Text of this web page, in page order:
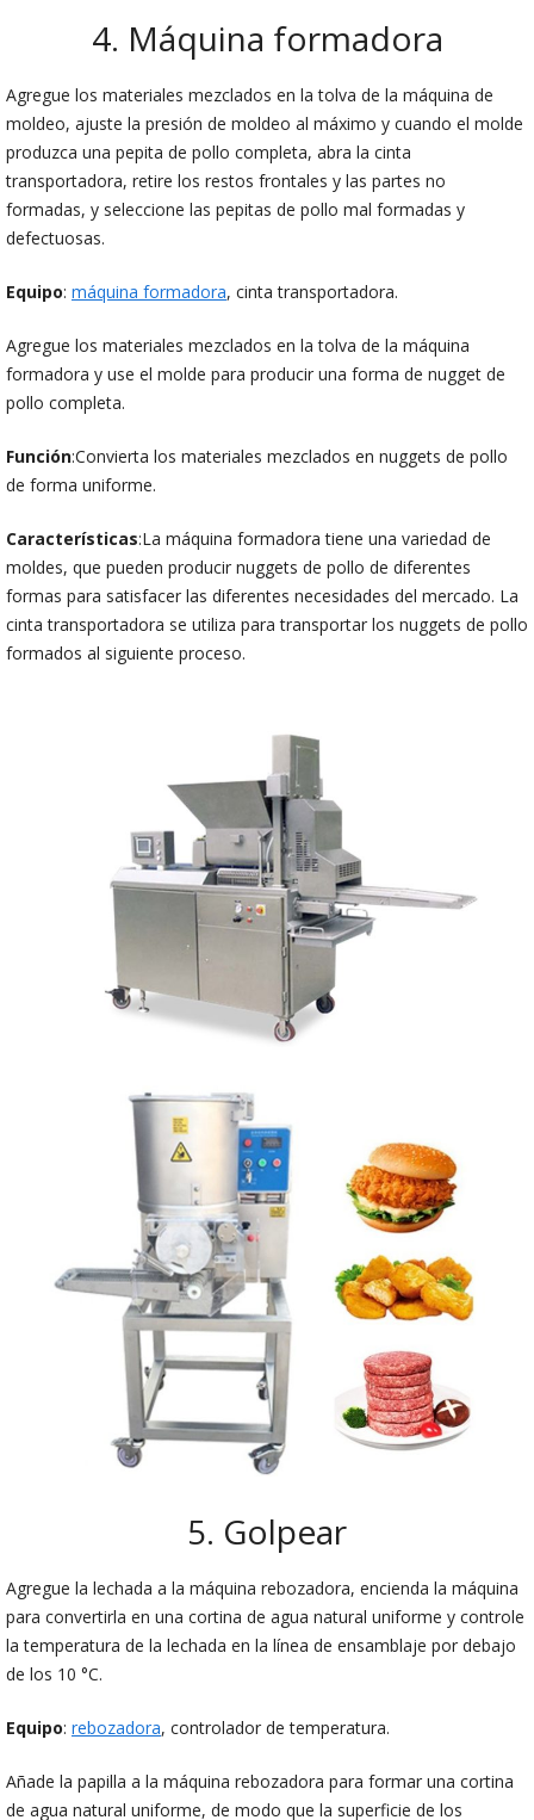
4. Máquina formadora
Agregue los materiales mezclados en la tolva de la máquina de
moldeo, ajuste la presión de moldeo al máximo y cuando el molde
produzca una pepita de pollo completa, abra la cinta
transportadora, retire los restos frontales y las partes no
formadas, y seleccione las pepitas de pollo mal formadas y
defectuosas.
Equipo: máquina formadora, cinta transportadora.
Agregue los materiales mezclados en la tolva de la máquina
formadora y use el molde para producir una forma de nugget de
pollo completa.
Función:Convierta los materiales mezclados en nuggets de pollo
de forma uniforme.
Características:La máquina formadora tiene una variedad de
moldes, que pueden producir nuggets de pollo de diferentes
formas para satisfacer las diferentes necesidades del mercado. La
cinta transportadora se utiliza para transportar los nuggets de pollo
formados al siguiente proceso.
5. Golpear
Agregue la lechada a la máquina rebozadora, encienda la máquina
para convertirla en una cortina de agua natural uniforme y controle
la temperatura de la lechada en la línea de ensamblaje por debajo
de los 10 °C.
Equipo: rebozadora, controlador de temperatura.
Añade la papilla a la máquina rebozadora para formar una cortina
de agua natural uniforme, de modo que la superficie de los